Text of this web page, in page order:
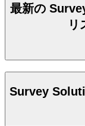
最新の
リ
Survey